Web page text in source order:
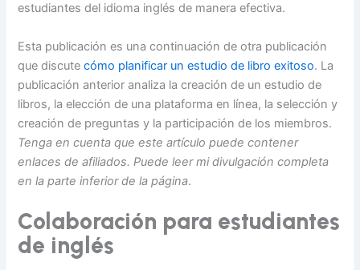
estudiantes del idioma inglés de manera efectiva.
Esta publicación es una continuación de otra publicación
que discutecómo planificar un estudio de libro exitoso. La
publicación anterior analiza la creación de un estudio de
libros, la elección de una plataforma en línea, la selección y
creación de preguntas y la participación de los miembros.
Tenga en cuenta que este artículo puede contener
enlaces de afiliados. Puede leer mi divulgación completa
en la parte inferior de la página.
Colaboración para estudiantes
de inglés